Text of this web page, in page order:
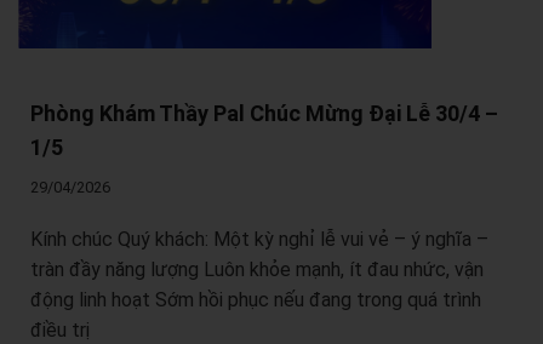
Phòng Khám Thầy Pal Chúc Mừng Đại Lễ 30/4 –
1/5
29/04/2026
Kính chúc Quý khách: Một kỳ nghỉ lễ vui vẻ – ý nghĩa –
tràn đầy năng lượng Luôn khỏe mạnh, ít đau nhức, vận
động linh hoạt Sớm hồi phục nếu đang trong quá trình
điều trị